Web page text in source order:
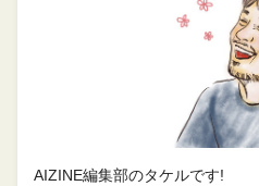
AIZINE編集部のタケルです!